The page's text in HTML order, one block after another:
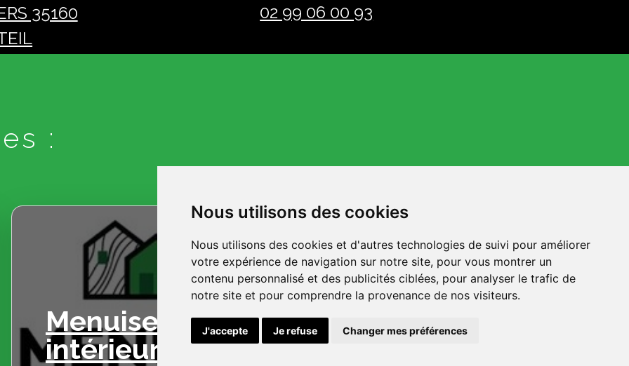
Nous utilisons des cookies
Nous utilisons des cookies et d'autres technologies de suivi pour améliorer
votre expérience de navigation sur notre site, pour vous montrer un
contenu personnalisé et des publicités ciblées, pour analyser le trafic de
notre site et pour comprendre la provenance de nos visiteurs.
J'accepte Je refuse Changer mes préférences
35160
02 99 06 00 93
:
Menuiserie
intérieure
Menuiserie